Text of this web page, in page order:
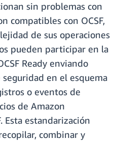
sin problemas con
compatibles con OCSF,
de sus operaciones
pueden participar en la
Ready enviando
en el esquema
o eventos de
de Amazon
Esta estandarización
combinar y